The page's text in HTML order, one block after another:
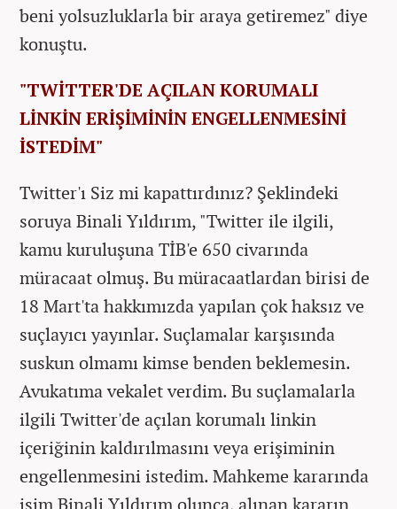
beni yolsuzluklarla bir araya getiremez" diye
konuştu.
"TWİTTER'DE AÇILAN KORUMALI
LİNKİN ERİŞİMİNİN ENGELLENMESİNİ
İSTEDİM"
Twitter'ı Siz mi kapattırdınız? Şeklindeki
soruya Binali Yıldırım, "Twitter ile ilgili,
kamu kuruluşuna TİB'e 650 civarında
müracaat olmuş. Bu müracaatlardan birisi de
18 Mart'ta hakkımızda yapılan çok haksız ve
suçlayıcı yayınlar. Suçlamalar karşısında
suskun olmamı kimse benden beklemesin.
Avukatıma vekalet verdim. Bu suçlamalarla
ilgili Twitter'de açılan korumalı linkin
içeriğinin kaldırılmasını veya erişiminin
engellenmesini istedim. Mahkeme kararında
isim Binali Yıldırım olunca, alınan kararın